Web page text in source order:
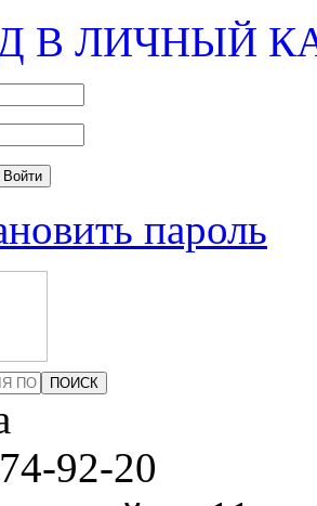
В ЛИЧНЫЙ
Войти
пароль
ПОИСК
92-20